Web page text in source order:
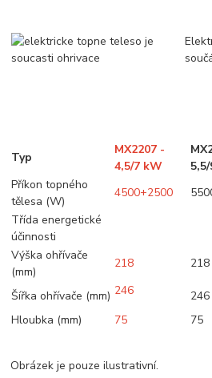
Typ
MX2207 -
4,5/7 kW
Příkon topného
tělesa (W)
4500+2500
Třída energetické
účinnosti
Výška ohřívače
(mm)
218 218
Šířka ohřívače (mm) 246 246
Hloubka (mm)
75 75
Obrázek je pouze ilustrativní.